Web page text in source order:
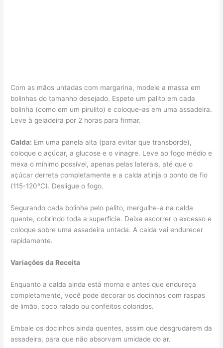
Com as mãos untadas com margarina, modele a massa em
bolinhas do tamanho desejado. Espete um palito em cada
bolinha (como em um pirulito) e coloque-as em uma assadeira.
Leve à geladeira por 2 horas para firmar.
Calda: Em uma panela alta (para evitar que transborde),
coloque o açúcar, a glucose e o vinagre. Leve ao fogo médio e
mexa o mínimo possível, apenas pelas laterais, até que o
açúcar derreta completamente e a calda atinja o ponto de fio
(115-120°C). Desligue o fogo.
Segurando cada bolinha pelo palito, mergulhe-a na calda
quente, cobrindo toda a superfície. Deixe escorrer o excesso e
coloque sobre uma assadeira untada. A calda vai endurecer
rapidamente.
Variações da Receita
Enquanto a calda ainda está morna e antes que endureça
completamente, você pode decorar os docinhos com raspas
de limão, coco ralado ou confeitos coloridos.
Embale os docinhos ainda quentes, assim que desgrudarem da
assadeira, para que não absorvam umidade do ar.